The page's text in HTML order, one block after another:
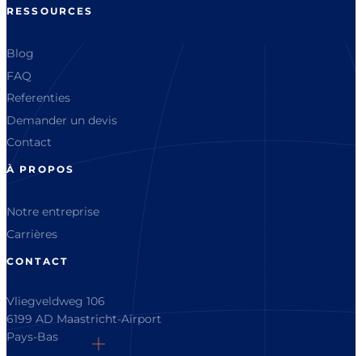
RESSOURCES
Blog
FAQ
Referenties
Demander un devis
Contact
À PROPOS
Notre entreprise
Carrières
CONTACT
Vliegveldweg 106
6199 AD Maastricht-Airport
Pays-Bas